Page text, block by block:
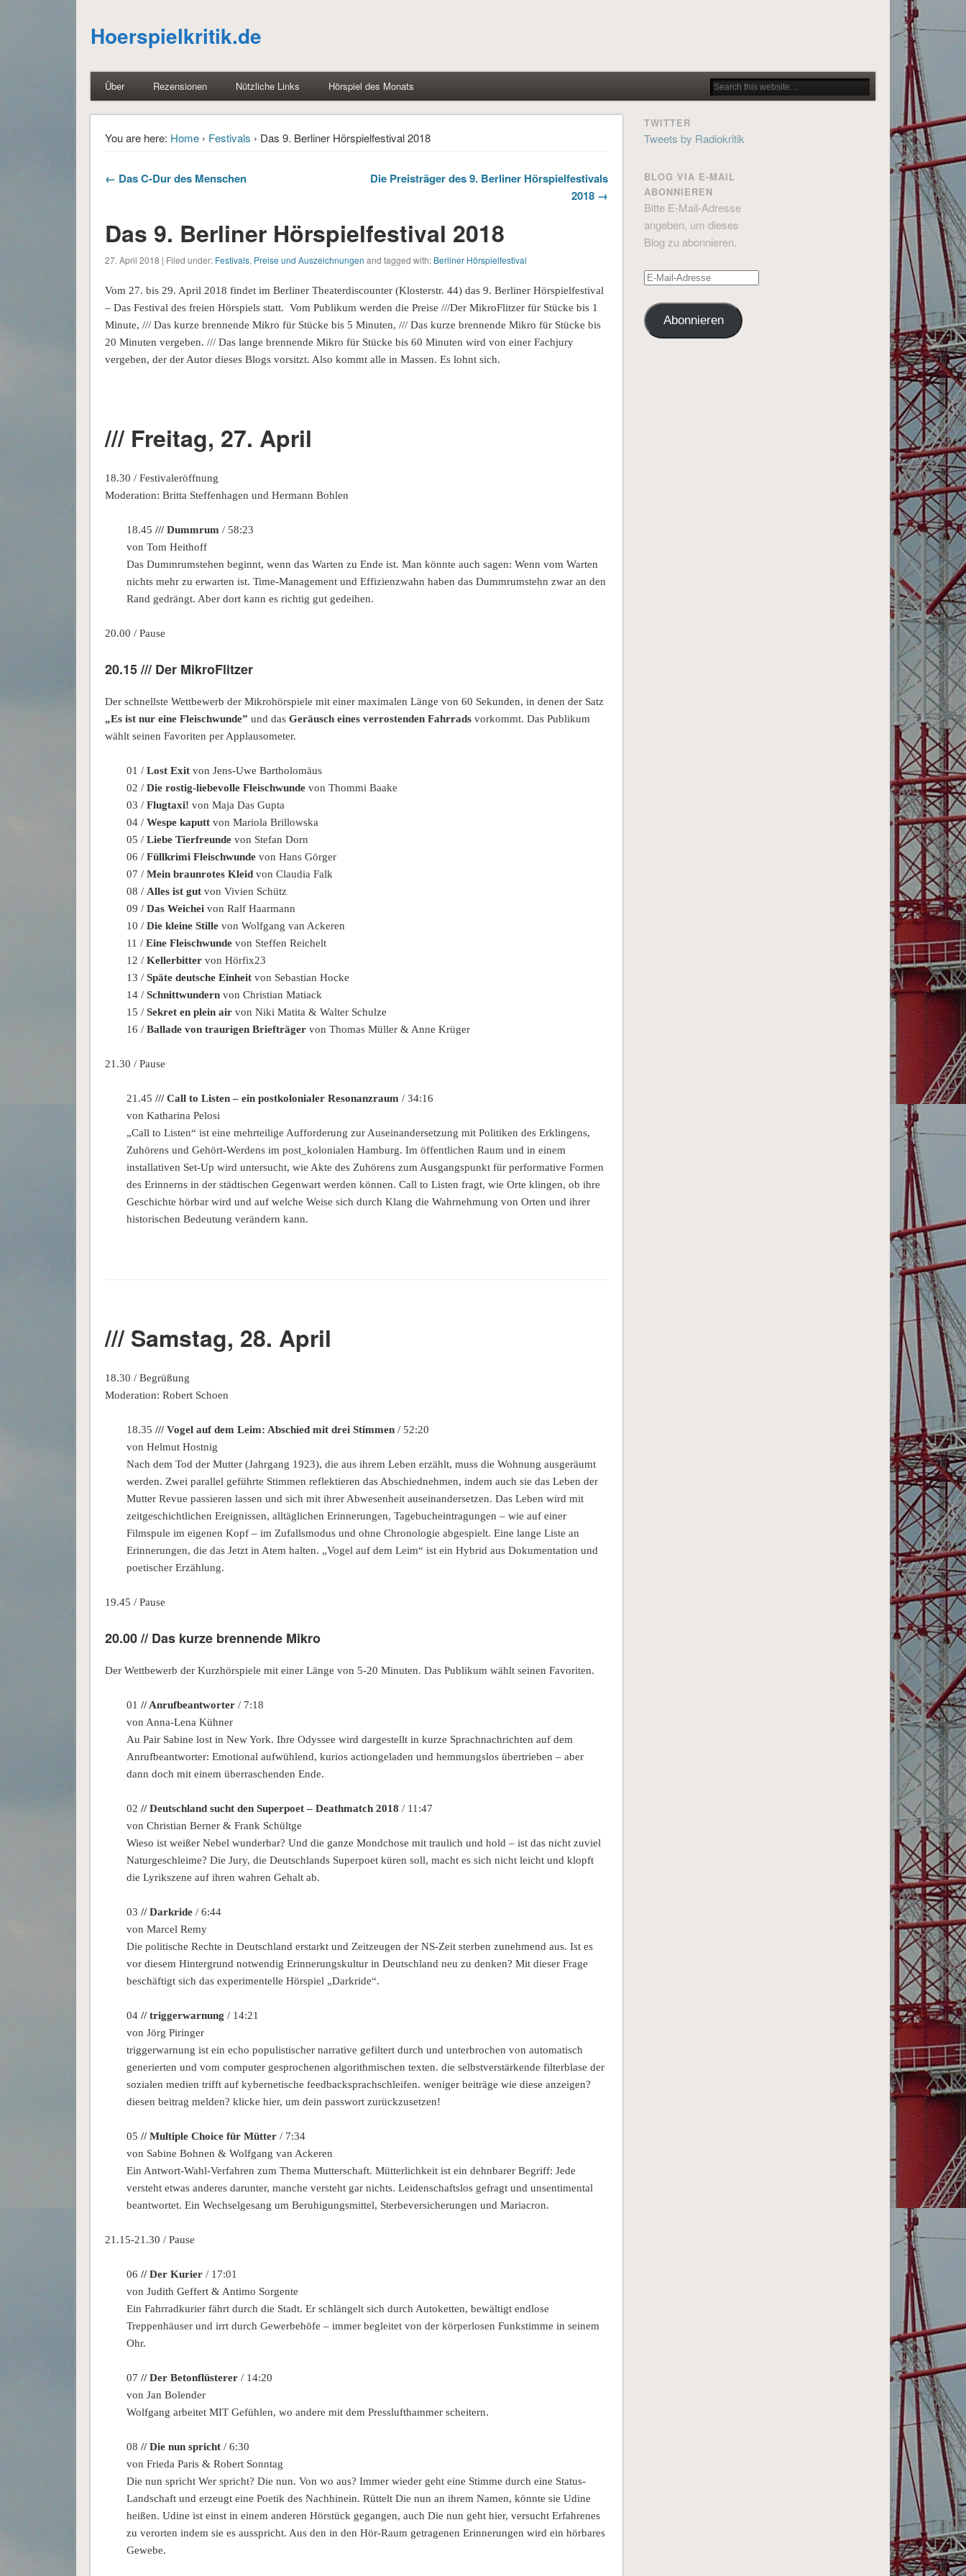
Hoerspielkritik.de
Über Rezensionen Nützliche Links Hörspiel des Monats
You are here: Home› Festivals › Das 9. Berliner Hörspielfestival 2018
← Das C-Dur des Menschen
Die Preisträger des 9. Berliner Hörspielfestivals
2018 →
Das 9. Berliner Hörspielfestival 2018
27. April 2018 | Filed under: Festivals, Preise und Auszeichnungen and tagged with: Berliner Hörspielfestival
Vom 27. bis 29. April 2018 findet im Berliner Theaterdiscounter (Klosterstr. 44) das 9. Berliner Hörspielfestival
– Das Festival des freien Hörspiels statt. Vom Publikum werden die Preise ///Der MikroFlitzer für Stücke bis 1
Minute, /// Das kurze brennende Mikro für Stücke bis 5 Minuten, /// Das kurze brennende Mikro für Stücke bis
20 Minuten vergeben. /// Das lange brennende Mikro für Stücke bis 60 Minuten wird von einer Fachjury
vergeben, der der Autor dieses Blogs vorsitzt. Also kommt alle in Massen. Es lohnt sich.
/// Freitag, 27. April
18.30 / Festivaleröffnung
Moderation: Britta Steffenhagen und Hermann Bohlen
18.45 /// Dummrum / 58:23
von Tom Heithoff
Das Dummrumstehen beginnt, wenn das Warten zu Ende ist. Man könnte auch sagen: Wenn vom Warten
nichts mehr zu erwarten ist. Time-Management und Effizienzwahn haben das Dummrumstehn zwar an den
Rand gedrängt. Aber dort kann es richtig gut gedeihen.
20.00 / Pause
20.15 /// Der MikroFlitzer
Der schnellste Wettbewerb der Mikrohörspiele mit einer maximalen Länge von 60 Sekunden, in denen der Satz
„Es ist nur eine Fleischwunde” und das Geräusch eines verrostenden Fahrradsvorkommt. Das Publikum
wählt seinen Favoriten per Applausometer.
01 / Lost Exitvon Jens-Uwe Bartholomäus
02 / Die rostig-liebevolle Fleischwundevon Thommi Baake
03 / Flugtaxi! von Maja Das Gupta
04 / Wespe kaputtvon Mariola Brillowska
05 / Liebe Tierfreundevon Stefan Dorn
06 / Füllkrimi Fleischwundevon Hans Görger
07 / Mein braunrotes Kleidvon Claudia Falk
08 / Alles ist gutvon Vivien Schütz
09 / Das Weicheivon Ralf Haarmann
10 / Die kleine Stillevon Wolfgang van Ackeren
11 / Eine Fleischwundevon Steffen Reichelt
12 / Kellerbittervon Hörfix23
13 / Späte deutsche Einheitvon Sebastian Hocke
14 / Schnittwundernvon Christian Matiack
15 / Sekret en plein airvon Niki Matita & Walter Schulze
16 / Ballade von traurigen Briefträgervon Thomas Müller & Anne Krüger
21.30 / Pause
21.45 /// Call to Listen – ein postkolonialer Resonanzraum / 34:16
von Katharina Pelosi
„Call to Listen“ ist eine mehrteilige Aufforderung zur Auseinandersetzung mit Politiken des Erklingens,
Zuhörens und Gehört-Werdens im post_kolonialen Hamburg. Im öffentlichen Raum und in einem
installativen Set-Up wird untersucht, wie Akte des Zuhörens zum Ausgangspunkt für performative Formen
des Erinnerns in der städtischen Gegenwart werden können. Call to Listen fragt, wie Orte klingen, ob ihre
Geschichte hörbar wird und auf welche Weise sich durch Klang die Wahrnehmung von Orten und ihrer
historischen Bedeutung verändern kann.
/// Samstag, 28. April
18.30 / Begrüßung
Moderation: Robert Schoen
18.35 /// Vogel auf dem Leim: Abschied mit drei Stimmen / 52:20
von Helmut Hostnig
Nach dem Tod der Mutter (Jahrgang 1923), die aus ihrem Leben erzählt, muss die Wohnung ausgeräumt
werden. Zwei parallel geführte Stimmen reflektieren das Abschiednehmen, indem auch sie das Leben der
Mutter Revue passieren lassen und sich mit ihrer Abwesenheit auseinandersetzen. Das Leben wird mit
zeitgeschichtlichen Ereignissen, alltäglichen Erinnerungen, Tagebucheintragungen – wie auf einer
Filmspule im eigenen Kopf – im Zufallsmodus und ohne Chronologie abgespielt. Eine lange Liste an
Erinnerungen, die das Jetzt in Atem halten. „Vogel auf dem Leim“ ist ein Hybrid aus Dokumentation und
poetischer Erzählung.
19.45 / Pause
20.00 // Das kurze brennende Mikro
Der Wettbewerb der Kurzhörspiele mit einer Länge von 5-20 Minuten. Das Publikum wählt seinen Favoriten.
01 // Anrufbeantworter / 7:18
von Anna-Lena Kühner
Au Pair Sabine lost in New York. Ihre Odyssee wird dargestellt in kurze Sprachnachrichten auf dem
Anrufbeantworter: Emotional aufwühlend, kurios actiongeladen und hemmungslos übertrieben – aber
dann doch mit einem überraschenden Ende.
02 // Deutschland sucht den Superpoet – Deathmatch 2018 / 11:47
von Christian Berner & Frank Schültge
Wieso ist weißer Nebel wunderbar? Und die ganze Mondchose mit traulich und hold – ist das nicht zuviel
Naturgeschleime? Die Jury, die Deutschlands Superpoet küren soll, macht es sich nicht leicht und klopft
die Lyrikszene auf ihren wahren Gehalt ab.
03 // Darkride / 6:44
von Marcel Remy
Die politische Rechte in Deutschland erstarkt und Zeitzeugen der NS-Zeit sterben zunehmend aus. Ist es
vor diesem Hintergrund notwendig Erinnerungskultur in Deutschland neu zu denken? Mit dieser Frage
beschäftigt sich das experimentelle Hörspiel „Darkride“.
04 // triggerwarnung / 14:21
von Jörg Piringer
triggerwarnung ist ein echo populistischer narrative gefiltert durch und unterbrochen von automatisch
generierten und vom computer gesprochenen algorithmischen texten. die selbstverstärkende filterblase der
sozialen medien trifft auf kybernetische feedbacksprachschleifen. weniger beiträge wie diese anzeigen?
diesen beitrag melden? klicke hier, um dein passwort zurückzusetzen!
05 // Multiple Choice für Mütter / 7:34
von Sabine Bohnen & Wolfgang van Ackeren
Ein Antwort-Wahl-Verfahren zum Thema Mutterschaft. Mütterlichkeit ist ein dehnbarer Begriff: Jede
versteht etwas anderes darunter, manche versteht gar nichts. Leidenschaftslos gefragt und unsentimental
beantwortet. Ein Wechselgesang um Beruhigungsmittel, Sterbeversicherungen und Mariacron.
21.15-21.30 / Pause
06 // Der Kurier / 17:01
von Judith Geffert & Antimo Sorgente
Ein Fahrradkurier fährt durch die Stadt. Er schlängelt sich durch Autoketten, bewältigt endlose
Treppenhäuser und irrt durch Gewerbehöfe – immer begleitet von der körperlosen Funkstimme in seinem
Ohr.
07 // Der Betonflüsterer / 14:20
von Jan Bolender
Wolfgang arbeitet MIT Gefühlen, wo andere mit dem Presslufthammer scheitern.
08 // Die nun spricht / 6:30
von Frieda Paris & Robert Sonntag
Die nun spricht Wer spricht? Die nun. Von wo aus? Immer wieder geht eine Stimme durch eine Status-
Landschaft und erzeugt eine Poetik des Nachhinein. Rüttelt Die nun an ihrem Namen, könnte sie Udine
heißen. Udine ist einst in einem anderen Hörstück gegangen, auch Die nun geht hier, versucht Erfahrenes
zu verorten indem sie es ausspricht. Aus den in den Hör-Raum getragenen Erinnerungen wird ein hörbares
Gewebe.
TWITTER
Tweets by Radiokritik
BLOG VIA E-MAIL
ABONNIEREN
Bitte E-Mail-Adresse
angeben, um dieses
Blog zu abonnieren.
E-
Adresse
Abonnieren